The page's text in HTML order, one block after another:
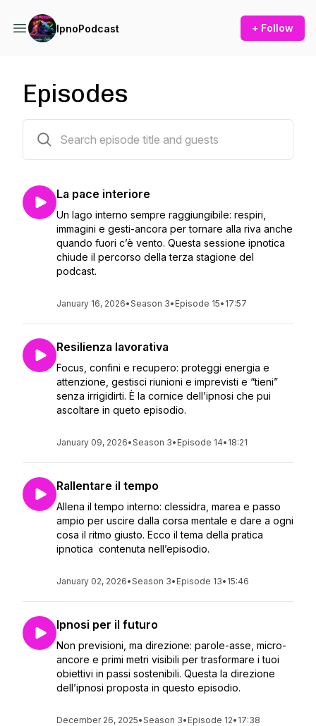
IpnoPodcast + Follow
Episodes
La pace interiore
Un lago interno sempre raggiungibile: respiri,
immagini e gesti-ancora per tornare alla riva anche
quando fuori c’è vento. Questa sessione ipnotica
chiude il percorso della terza stagione del
podcast.
January 16, 2026•Season 3• Episode 15• 17:57
Resilienza lavorativa
Focus, confini e recupero: proteggi energia e
attenzione, gestisci riunioni e imprevisti e “tieni”
senza irrigidirti. È la cornice dell’ipnosi che pui
ascoltare in queto episodio.
January 09, 2026•Season 3• Episode 14• 18:21
Rallentare il tempo
Allena il tempo interno: clessidra, marea e passo
ampio per uscire dalla corsa mentale e dare a ogni
cosa il ritmo giusto. Ecco il tema della pratica
ipnotica contenuta nell’episodio.
January 02, 2026•Season 3• Episode 13• 15:46
Ipnosi per il futuro
Non previsioni, ma direzione: parole-asse, micro-
ancore e primi metri visibili per trasformare i tuoi
obiettivi in passi sostenibili. Questa la direzione
dell’ipnosi proposta in questo episodio.
December 26, 2025•Season 3• Episode 12• 17:38